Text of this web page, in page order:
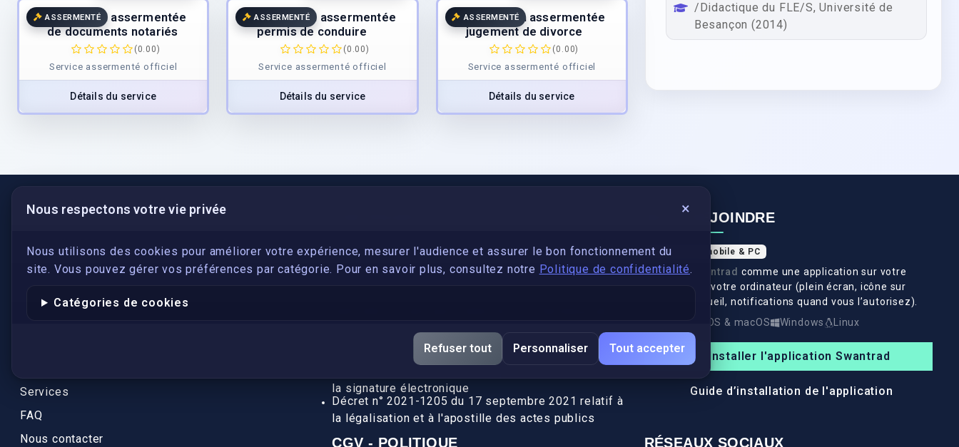
/Didactique du FLE/S, Université de
Besançon (2014)
ASSERMENTÉ
Traduction assermentée
de documents notariés
(0.00)
Service assermenté officiel
Détails du service
ASSERMENTÉ
Traduction assermentée
permis de conduire
(0.00)
Service assermenté officiel
Détails du service
ASSERMENTÉ
Traduction assermentée
jugement de divorce
(0.00)
Service assermenté officiel
Détails du service
Nous respectons votre vie privée ×
Nous utilisons des cookies pour améliorer votre expérience, mesurer l'audience et assurer le bon fonctionnement du
site. Vous pouvez gérer vos préférences par catégorie. Pour en savoir plus, consultez notre Politique de confidentialité.
Catégories de cookies
Refuser tout Personnaliser Tout accepter
LIENS UTILES
S'inscrire
Qui sommes-nous ?
Conformité
Services
FAQ
Nous contacter
Devenez développeur avec IronSkill Academy
Gubernatis immobilier
Apostille et légalisation, fin de l'obligation entre les
la signature électronique
Décret n° 2021-1205 du 17 septembre 2021 relatif à
la légalisation et à l'apostille des actes publics
CGV - POLITIQUE
NOUS REJOINDRE
Application mobile & PC
InstallezSwantrad comme une application sur votre
téléphone et votre ordinateur (plein écran, icône sur
l’écran d’accueil, notifications quand vous l’autorisez).
iOS & macOS Windows Linux
Installer l'application Swantrad
Guide d’installation de l'application
RÉSEAUX SOCIAUX